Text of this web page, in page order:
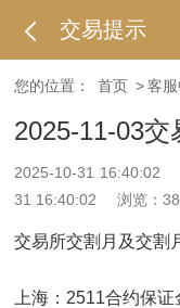
交易提示
您的位置： 首页 > 客
2025-11-03交
2025-10-31 16:40:02
31 16:40:02
浏览：
交易所交割月及交割
上海：2511合约保证